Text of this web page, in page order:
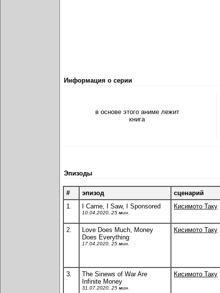
Информация о серии
в основе этого аниме лежит
книга
Эпизоды
# эпизод
сценарий
1.
I Came, I Saw, I Sponsored
10.04.2020, 25 мин.
Кисимото Таку
2.
Love Does Much, Money
Does Everything
17.04.2020, 25 мин.
Кисимото Таку
3.
The Sinews of War Are
Infinite Money
31.07.2020, 25 мин.
Кисимото Таку